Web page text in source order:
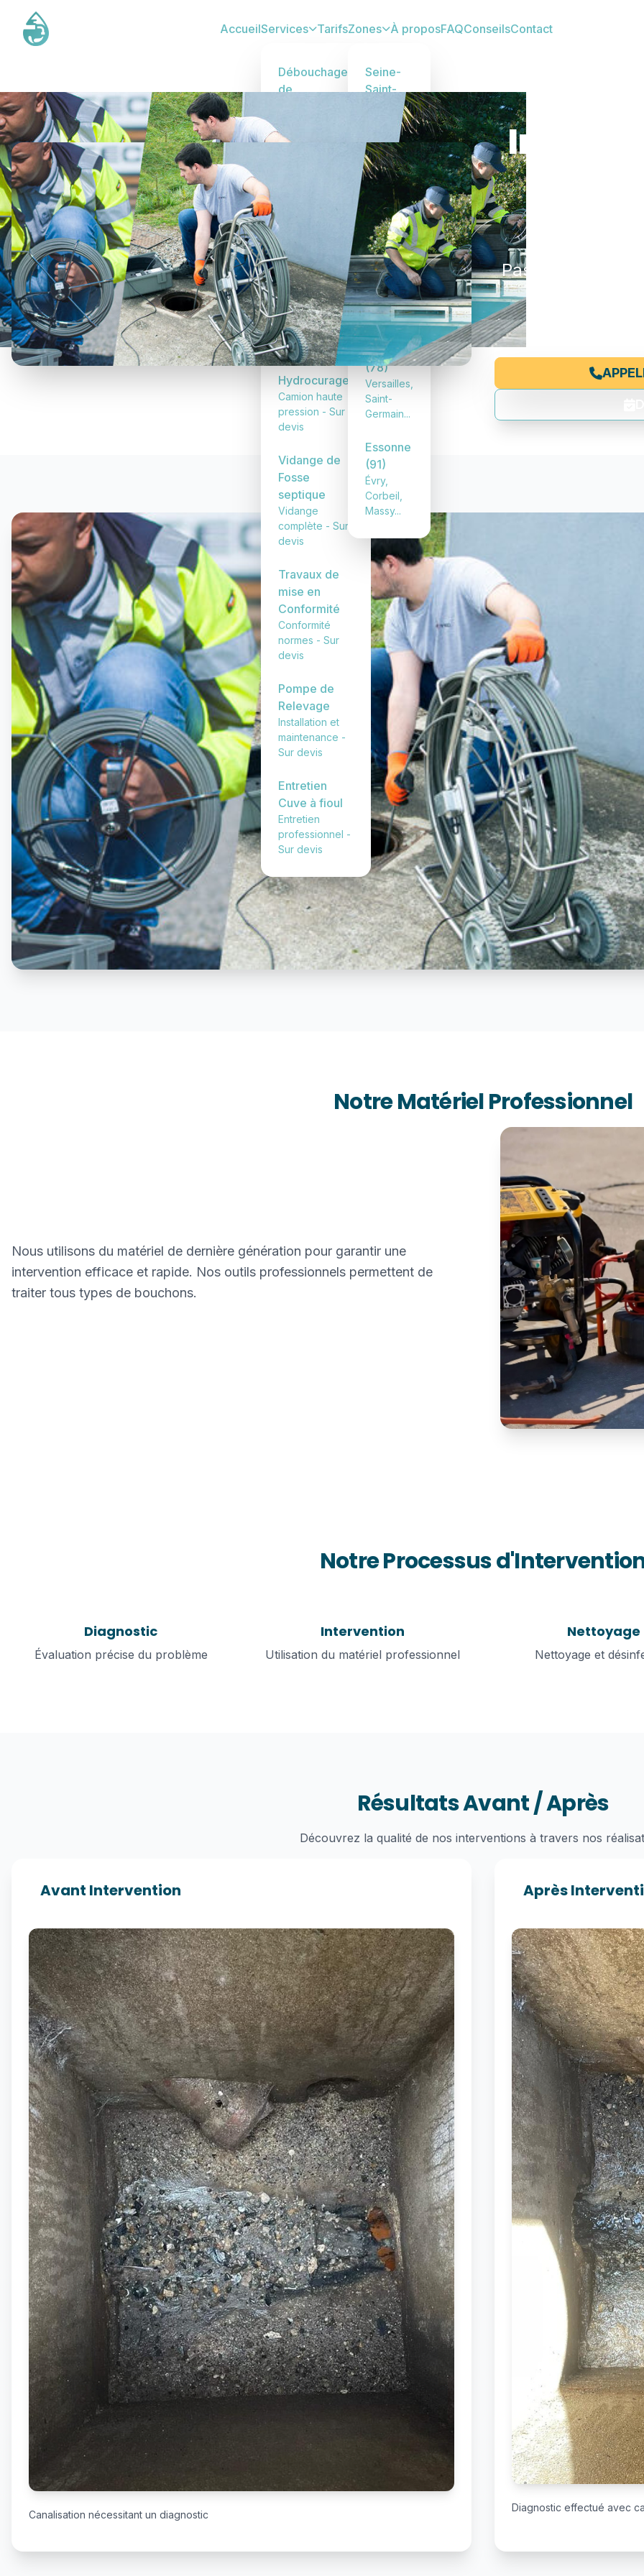
AccueilServices
Débouchage
de
lavabo - 90€
Caméra
précis - 110€
TTC
Dégorgement
Nettoyage
haute pression
- 240€ TTC
Hydrocurage
Camion haute
pression - Sur
devis
Vidange de
Fosse
septique
Vidange
complète - Sur
devis
Travaux de
mise en
Conformité
Conformité
normes - Sur
devis
Pompe de
Relevage
Installation et
maintenance -
Sur devis
Entretien
Cuve à fioul
Entretien
professionnel -
Sur devis
TarifsZones
Seine-
Saint-
Bobigny,
Saint-
Denis,
Gagny...
Seine-
et-
Marne
(77)
Melun,
Meaux,
Torcy...
Yvelines
(78)
Versailles,
Saint-
Germain...
Essonne
(91)
Évry,
Corbeil,
Massy...
À proposFAQConseilsContact
Passage
les anomalies
Notre Matériel Professionnel
Nous utilisons du matériel de dernière génération pour garantir une
intervention efficace et rapide. Nos outils professionnels permettent de
traiter tous types de bouchons.
Notre Processus
Diagnostic
Évaluation précise du problème
Intervention
Utilisation du matériel professionnel
Nettoyage
Nettoyage et
Résultats Avant / Après
Découvrez la qualité de nos interventions à travers nos
Avant Intervention
Canalisation nécessitant un diagnostic
Après
Diagnostic effectué avec